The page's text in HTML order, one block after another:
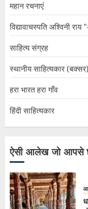
महान रचनाएं
विद्यावाचस्पति अश्विनी
साहित्य संग्रह
स्थानीय साहित्यकार (बक्सर)
हरा भारत हरा गाँव
हिंदी साहित्यकार
ऐसी आलेख जो आपसे